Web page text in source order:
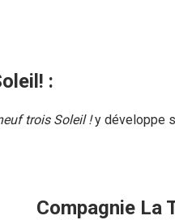
:
trois Soleil !y développe
Compagnie La